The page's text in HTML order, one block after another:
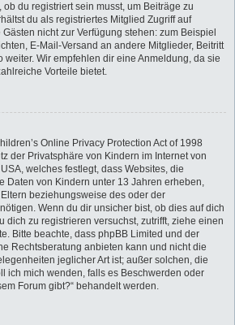
du registriert sein musst, um Beiträge zu
du als registriertes Mitglied Zugriff auf
nicht zur Verfügung stehen: zum Beispiel
E-Mail-Versand an andere Mitglieder, Beitritt
weiter. Wir empfehlen dir eine Anmeldung, da sie
Vorteile bietet.
Online Privacy Protection Act of 1998
der Privatsphäre von Kindern im Internet von
welches festlegt, dass Websites, die
Daten von Kindern unter 13 Jahren erheben,
beziehungsweise des oder der
Wenn du dir unsicher bist, ob dies auf dich
dich zu registrieren versuchst, zutrifft, ziehe einen
Bitte beachte, dass phpBB Limited und der
Rechtsberatung anbieten kann und nicht die
jeglicher Art ist; außer solchen, die
ich mich wenden, falls es Beschwerden oder
Forum gibt?“ behandelt werden.